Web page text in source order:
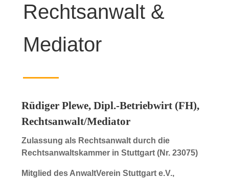
Rechtsanwalt &
Mediator
Rüdiger Plewe, Dipl.-Betriebwirt (FH),
Rechtsanwalt/Mediator
Zulassung als Rechtsanwalt durch die
Rechtsanwaltskammer in Stuttgart (Nr. 23075)
Mitglied des AnwaltVerein Stuttgart e.V.,